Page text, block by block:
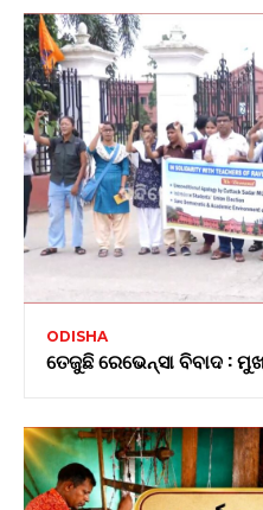
ODISHA
ତେଜୁଛି ରେଭେନ୍ସା ବିବାଦ :